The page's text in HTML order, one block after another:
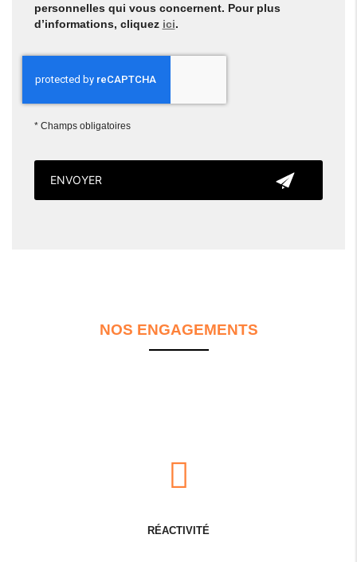
personnelles qui vous concernent. Pour plus
d’informations, cliquez ici.
* Champs obligatoires
NOS ENGAGEMENTS
RÉACTIVITÉ